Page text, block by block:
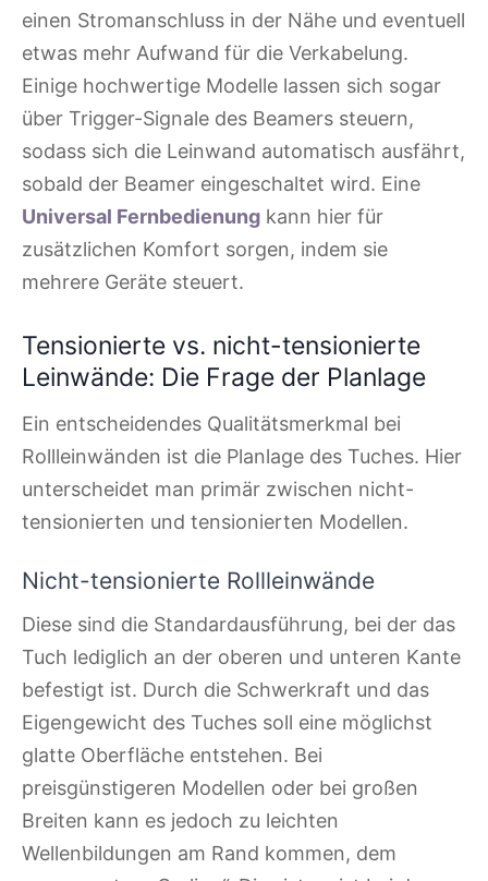
einen Stromanschluss in der Nähe und eventuell
etwas mehr Aufwand für die Verkabelung.
Einige hochwertige Modelle lassen sich sogar
über Trigger-Signale des Beamers steuern,
sodass sich die Leinwand automatisch ausfährt,
sobald der Beamer eingeschaltet wird. Eine
Universal Fernbedienung kann hier für
zusätzlichen Komfort sorgen, indem sie
mehrere Geräte steuert.
Tensionierte vs. nicht-tensionierte
Leinwände: Die Frage der Planlage
Ein entscheidendes Qualitätsmerkmal bei
Rollleinwänden ist die Planlage des Tuches. Hier
unterscheidet man primär zwischen nicht-
tensionierten und tensionierten Modellen.
Nicht-tensionierte Rollleinwände
Diese sind die Standardausführung, bei der das
Tuch lediglich an der oberen und unteren Kante
befestigt ist. Durch die Schwerkraft und das
Eigengewicht des Tuches soll eine möglichst
glatte Oberfläche entstehen. Bei
preisgünstigeren Modellen oder bei großen
Breiten kann es jedoch zu leichten
Wellenbildungen am Rand kommen, dem